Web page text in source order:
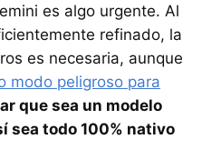
es algo urgente. Al
refinado, la
es necesaria, aunque
modo peligroso para
que sea un modelo
sea todo 100% nativo